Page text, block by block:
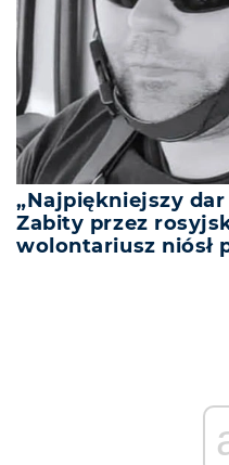
„Najpiękniejszy
Zabity przez
wolontariusz niósł